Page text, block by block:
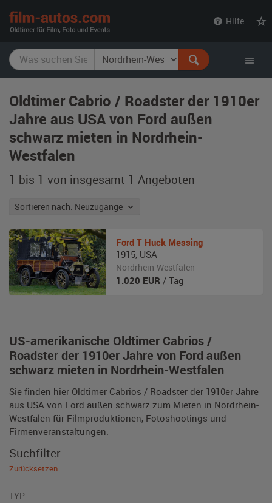
Hilfe
Oldtimer Cabrio / Roadster der 1910er
Jahre aus USA von Ford außen
schwarz mieten in Nordrhein-
Westfalen
1 bis 1 von insgesamt 1 Angeboten
Sortieren nach: Neuzugänge
US-amerikanische Oldtimer Cabrios /
Roadster der 1910er Jahre von Ford außen
schwarz mieten in Nordrhein-Westfalen
Sie finden hier Oldtimer Cabrios / Roadster der 1910er Jahre
aus USA von Ford außen schwarz zum Mieten in Nordrhein-
Westfalen für Filmproduktionen, Fotoshootings und
Firmenveranstaltungen.
Ford T Huck Messing
1915, USA
Nordrhein-Westfalen
1.020 EUR / Tag
Suchfilter
Zurücksetzen
TYP